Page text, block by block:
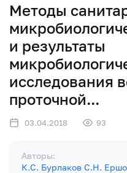
Методы
и результаты
исследования
проточной...
03.04.2018 93
Авторы:
К.С. Бурлаков С.Н.